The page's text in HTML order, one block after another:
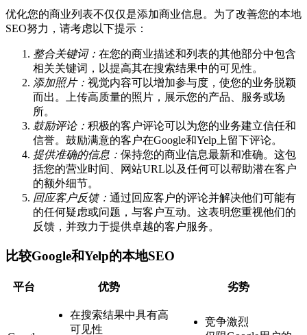
优化您的商业列表不仅仅是添加商业信息。为了改善您的本地
SEO努力，请考虑以下提示：
整合关键词： 在您的商业描述和列表的其他部分中包含
相关关键词，以提高其在搜索结果中的可见性。
添加照片： 视觉内容可以增加参与度，使您的业务脱颖
而出。上传高质量的照片，展示您的产品、服务或场
所。
鼓励评论： 积极的客户评论可以为您的业务建立信任和
信誉。鼓励满意的客户在Google和Yelp上留下评论。
提供准确的信息： 保持您的商业信息最新和准确。这包
括您的营业时间、网站URL以及任何可以帮助潜在客户
的额外细节。
回应客户反馈： 通过回应客户的评论并解决他们可能有
的任何疑虑或问题，与客户互动。这表明您重视他们的
反馈，并致力于提供卓越的客户服务。
比较Google和Yelp的本地SEO
平台 优势 劣势
在搜索结果中具有高
可见性
竞争激烈